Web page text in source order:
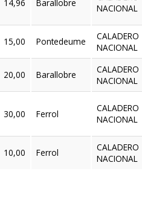
14,96 Barallobre
NACIONAL
15,00 Pontedeume
CALADERO
NACIONAL
20,00 Barallobre
CALADERO
NACIONAL
30,00 Ferrol
CALADERO
NACIONAL
10,00 Ferrol
CALADERO
NACIONAL